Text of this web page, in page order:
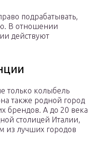
подрабатывать,
В отношении
действуют
только колыбель
также родной город
брендов. А до 20 века
столицей Италии,
из лучших городов